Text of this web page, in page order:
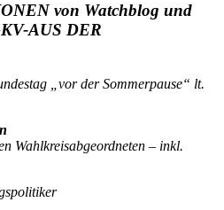
von Watchblog und
AUS DER
„vor der Sommerpause“ lt.
Wahlkreisabgeordneten – inkl.